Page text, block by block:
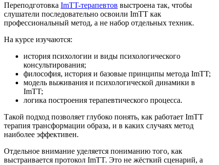
Переподготовка ImTT-терапевтов выстроена так, чтобы
слушатели последовательно освоили ImTT как
профессиональный метод, а не набор отдельных техник.
На курсе изучаются:
история психологии и виды психологического
консультирования;
философия, история и базовые принципы метода ImTT;
модель выживания и психологической динамики в
ImTT;
логика построения терапевтического процесса.
Такой подход позволяет глубоко понять, как работает ImTT
терапия трансформации образа, и в каких случаях метод
наиболее эффективен.
Отдельное внимание уделяется пониманию того, как
выстраивается протокол ImTT. Это не жёсткий сценарий, а